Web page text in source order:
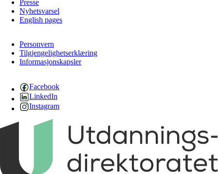
Presse
Nyhetsvarsel
English pages
Personvern
Tilgjengelighetserklæring
Informasjonskapsler
Facebook
LinkedIn
Instagram